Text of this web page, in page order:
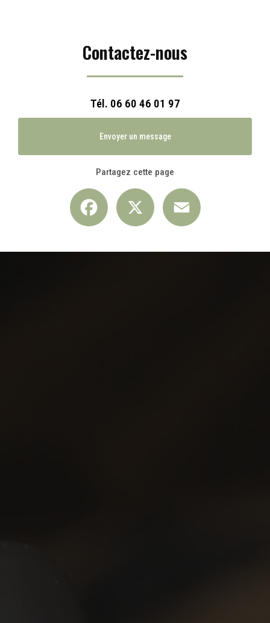
Contactez-nous
Tél. 06 60 46 01 97
Envoyer un message
Partagez cette page
Facebook